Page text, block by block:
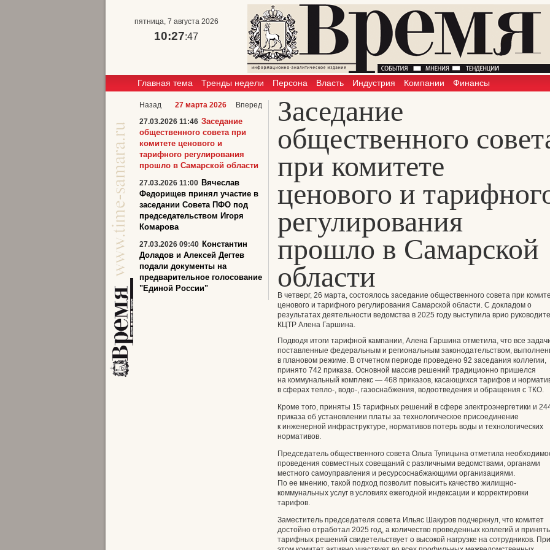
пятница, 7 августа 2026
10:27:48
Главная тема Тренды недели Персона Власть Индустрия Компании Финансы
Заседание
общественного
при комитете
ценового и
регулирования
прошло в Самарской
области
В четверг, 26 марта, состоялось заседание общественного совета при
ценового и тарифного регулирования Самарской области. С докладом о
результатах деятельности ведомства в 2025 году выступила врио
КЦТР Алена Гаршина.
Подводя итоги тарифной кампании, Алена Гаршина отметила, что все
поставленные федеральным и региональным законодательством,
в плановом режиме. В отчетном периоде проведено 92 заседания коллегии,
принято 742 приказа. Основной массив решений традиционно пришелся
на коммунальный комплекс — 468 приказов, касающихся тарифов и
в сферах тепло-, водо-, газоснабжения, водоотведения и обращения с ТКО.
Кроме того, приняты 15 тарифных решений в сфере электроэнергетики и
приказа об установлении платы за технологическое присоединение
к инженерной инфраструктуре, нормативов потерь воды и технологических
нормативов.
Председатель общественного совета Ольга Тупицына отметила
проведения совместных совещаний с различными ведомствами, органами
местного самоуправления и ресурсоснабжающими организациями.
По ее мнению, такой подход позволит повысить качество жилищно-
коммунальных услуг в условиях ежегодной индексации и корректировки
тарифов.
Заместитель председателя совета Ильяс Шакуров подчеркнул, что комитет
достойно отработал 2025 год, а количество проведенных коллегий и
тарифных решений свидетельствует о высокой нагрузке на сотрудников. При
Назад 27 марта 2026
Вперед
27.03.2026 11:46 Заседание
общественного совета при
комитете ценового и
тарифного регулирования
прошло в Самарской области
27.03.2026 11:00 Вячеслав
Федорищев принял участие в
заседании Совета ПФО под
председательством Игоря
Комарова
27.03.2026 09:40 Константин
Доладов и Алексей Дегтев
подали документы на
предварительное голосование
"Единой России"